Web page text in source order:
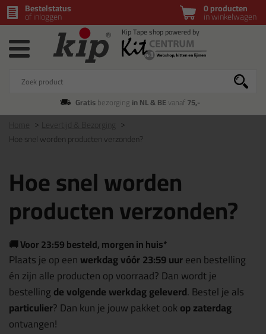
0 producten
in winkelwagen
Bestelstatus
of inloggen
Gratisbezorging in NL & BEvanaf75,-
Hoe snel worden producten verzonden?
Hoe snel worden
producten verzonden?
🚚 Voor 23:59 besteld, morgen in huis*
Plaats je op eenwerkdag vóór 23:59 uureen bestelling
én zijn alle producten op voorraad? Dan wordt je
bestellingde volgende werkdag geleverd. Bestel je als
particulier? Dan kun je jouw pakket ookop zaterdag
ontvangen!